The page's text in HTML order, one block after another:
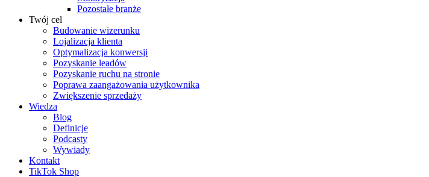
Pozostałe branże
Twój cel
Budowanie wizerunku
Lojalizacja klienta
Optymalizacja konwersji
Pozyskanie leadów
Pozyskanie ruchu na stronie
Poprawa zaangażowania użytkownika
Zwiększenie sprzedaży
Wiedza
Blog
Definicje
Podcasty
Wywiady
Kontakt
TikTok Shop